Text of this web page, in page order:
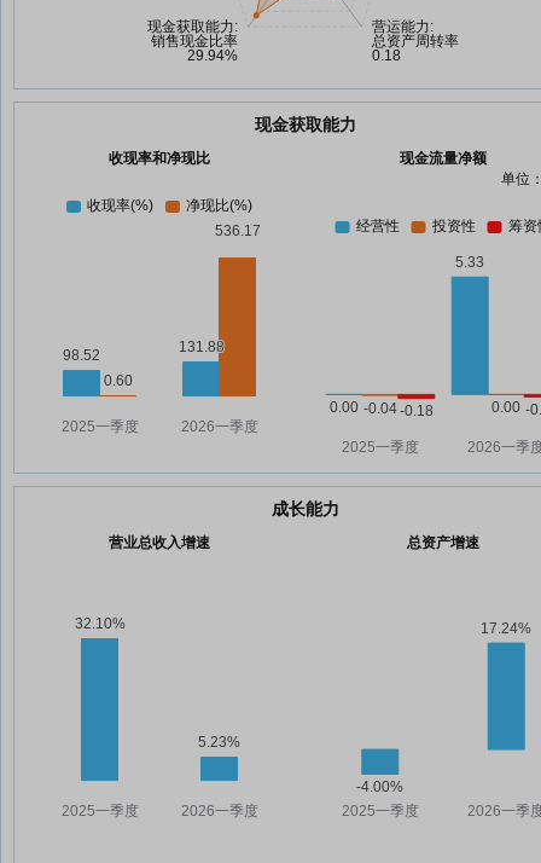
现金获取能力
收现率和净现比
现金流量净额
单位
成长能力
营业总收入增速 总资产增速